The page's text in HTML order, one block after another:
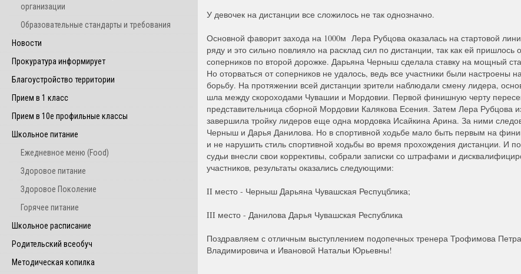
организации
Образовательные стандарты и требования
Новости
Прокуратура информирует
Благоустройство территории
Прием в 1 класс
Прием в 10е профильные классы
Школьное питание
Ежедневное меню (Food)
Здоровое питание
Здоровое Поколение
Горячее питание
Школьное расписание
Родительский всеобуч
Методическая копилка
У девочек на дистанции все сложилось не так однозначно.
Основной фаворит захода на 1000м Лера Рубцова оказалась на стартовой
ряду и это сильно повлияло на расклад сил по дистанции, так как ей пришлось
соперников по второй дорожке. Дарьяна Черныш сделала ставку на мощный
Но оторваться от соперников не удалось, ведь все участники были настроены
борьбу. На протяжении всей дистанции зрители наблюдали смену лидера,
шла между скороходами Чувашии и Мордовии. Первой финишную черту
представительница сборной Мордовии Калякова Есения. Затем Лера Рубцова
завершила тройку лидеров еще одна мордовка Исайкина Арина. За ними
Черныш и Дарья Данилова. Но в спортивной ходьбе мало быть первым на
и не нарушить стиль спортивной ходьбы во время прохождения дистанции. И
судьи внесли свои коррективы, собрали записки со штрафами и
участников, результаты оказались следующими:
II место - Черныш Дарьяна Чувашская Респуцблика;
III место - Данилова Дарья Чувашская Республика
Поздравляем с отличным выступлением подопечных тренера Трофимова Петра
Владимировича и Ивановой Натальи Юрьевны!